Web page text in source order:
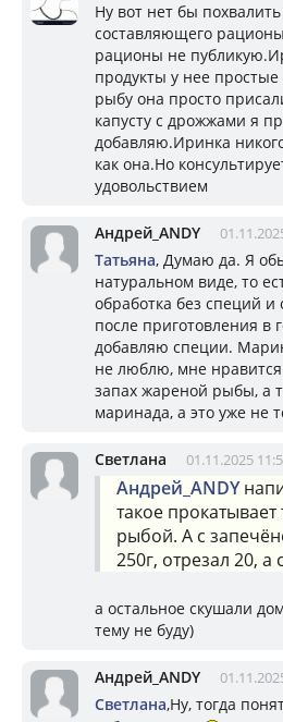
Ну вот нет бы
составляющего
рационы не
продукты у нее
рыбу она просто
капусту с дрожжами я
добавляю.Иринка
как она.Но
удовольствием
Андрей_ANDY
Татьяна, Думаю да. Я
натуральном виде, то
обработка без специй и
после приготовления в
добавляю специи.
не люблю, мне
запах жареной рыбы, а
маринада, а это уже не
Светлана 01.11.2025
Андрей_ANDY
такое
рыбой. А с
250г, отрезал 20,
а остальное скушали
тему не буду)
Андрей_ANDY
Светлана,Ну, тогда